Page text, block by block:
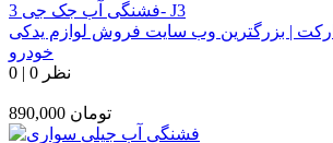
فشنگی آب جک جی 3- J3
| بزرگترین وب سایت فروش لوازم یدکی
خودرو
0 | 0 نظر
890,000 تومان